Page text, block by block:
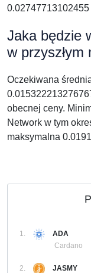
0.02747713102455
Jaka będzie
w
Oczekiwana
obecnej ceny.
Network w tym
maksymalna
1.
ADA
Cardano
2.
JASMY